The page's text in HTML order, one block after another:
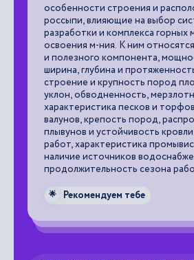
особенности строения и
россыпи, влияющие на выбор
разработки и комплекса горных
освоения м-ния. К ним
и полезного компонента,
ширина, глубина и
строение и крупность пород
уклон, обводненность,
характеристика песков и
валунов, крепость пород,
плывунов и устойчивость
работ, характеристика
наличие источников
продолжительность сезона
🌟 Рекомендуем тебе